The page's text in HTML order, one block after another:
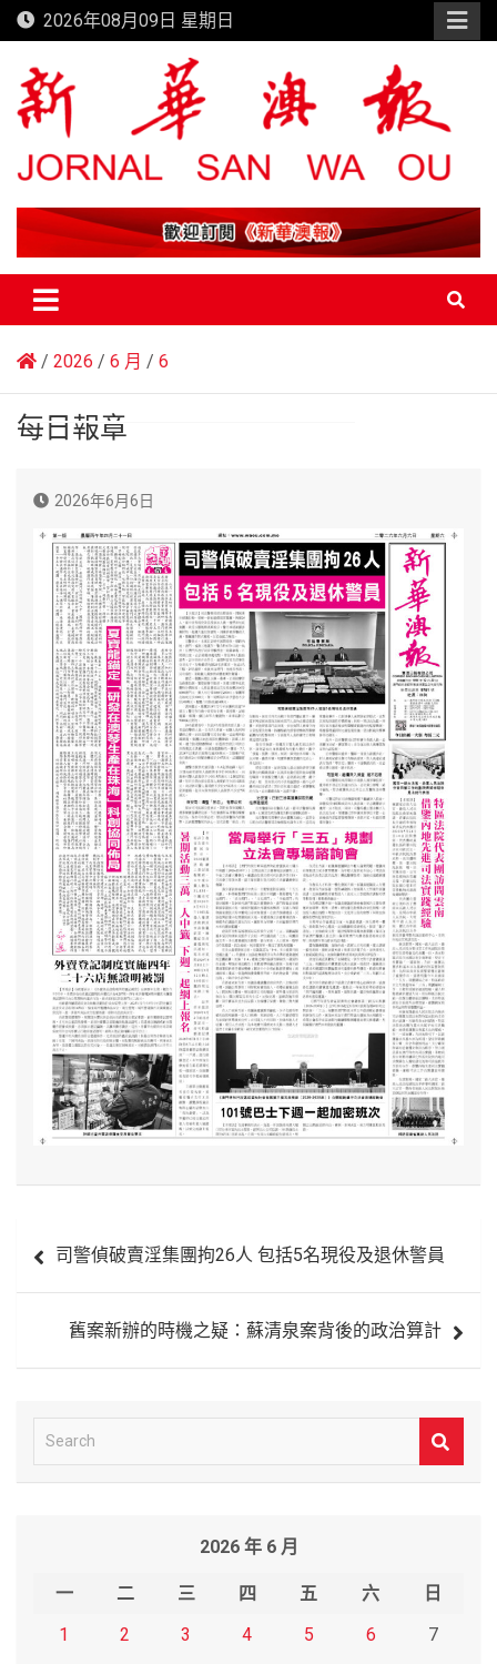
Skip
to
content
2026年08月09日 星期日
新華澳報
2026 6 月 6
每日報章
2026年6月6日
章
司警偵破賣淫集團拘26人 包括5名現役及退休警員
舊案新辦的時機之疑：蘇清泉案背後的政治算計
e
2026 年 6 月
一 二 三 四 五 六
日
1
2 3 4 5 6
7